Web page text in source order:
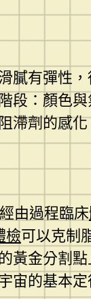
膩有彈性
段：顏色
滯劑的感
由過程臨床
檢可以克制
黃金分割
宙的基本